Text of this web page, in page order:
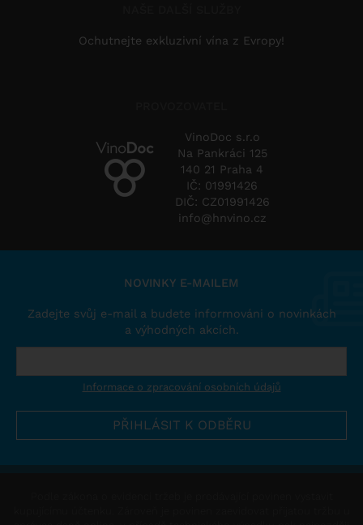
Ochutnejte exkluzivní vína z Evropy!
VinoDoc s.r.o
Na Pankráci 125
140 21 Praha 4
IČ: 01991426
DIČ: CZ01991426
info@hnvino.cz
NOVINKY E-MAILEM
Zadejte svůj e-mail a budete informováni o novinkách
a výhodných akcích.
Informace o zpracování osobních údajů